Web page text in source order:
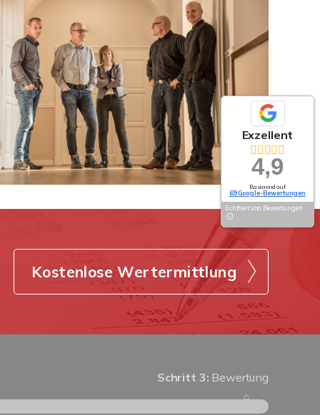
Kostenlose Wertermittlung
Schritt 3: Bewertung
Exzellent
4,9
Basierend auf
69 Google-Bewertungen
Echtheit von Bewertungen